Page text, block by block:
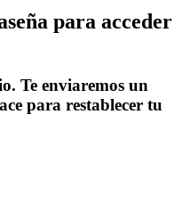
para acceder
Te enviaremos un
para restablecer tu